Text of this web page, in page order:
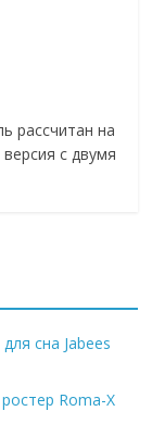
рассчитан на
с двумя
сна Jabees
Roma-X